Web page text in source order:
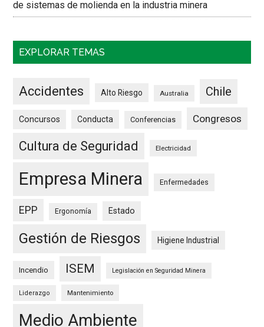
de sistemas de molienda en la industria minera
EXPLORAR TEMAS
Accidentes Alto Riesgo Australia Chile
Concursos Conducta Conferencias Congresos
Cultura de Seguridad Electricidad
Empresa Minera Enfermedades
EPP Ergonomía Estado
Gestión de Riesgos Higiene Industrial
Incendio ISEM Legislación en Seguridad Minera
Liderazgo Mantenimiento
Medio Ambiente